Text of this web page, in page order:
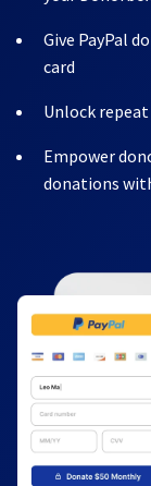
Give PayPal
card
Unlock
Empower
donations